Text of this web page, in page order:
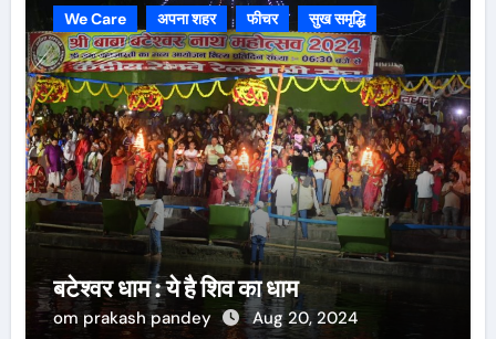
We Care अपना शहर फीचर सुख समृद्धि
बटेश्वर धाम : ये है शिव का धाम
om prakash pandey Aug 20, 2024